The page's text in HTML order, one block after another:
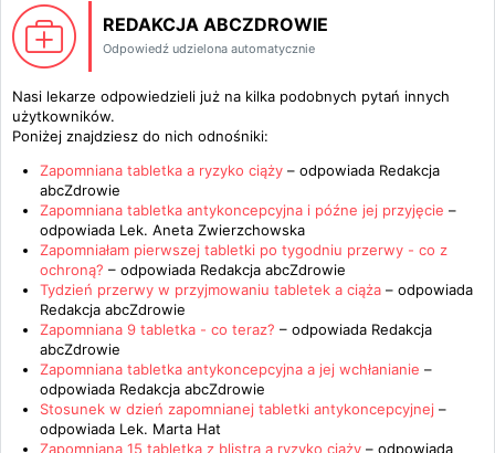
REDAKCJA ABCZDROWIE
Odpowiedź udzielona automatycznie
Nasi lekarze odpowiedzieli już na kilka podobnych pytań innych
użytkowników.
Poniżej znajdziesz do nich odnośniki:
Zapomniana tabletka a ryzyko ciąży – odpowiada Redakcja
abcZdrowie
Zapomniana tabletka antykoncepcyjna i późne jej przyjęcie –
odpowiada Lek. Aneta Zwierzchowska
Zapomniałam pierwszej tabletki po tygodniu przerwy - co z
ochroną? – odpowiada Redakcja abcZdrowie
Tydzień przerwy w przyjmowaniu tabletek a ciąża – odpowiada
Redakcja abcZdrowie
Zapomniana 9 tabletka - co teraz? – odpowiada Redakcja
abcZdrowie
Zapomniana tabletka antykoncepcyjna a jej wchłanianie –
odpowiada Redakcja abcZdrowie
Stosunek w dzień zapomnianej tabletki antykoncepcyjnej –
odpowiada Lek. Marta Hat
Zapomniana 15 tabletka z blistra a ryzyko ciąży – odpowiada